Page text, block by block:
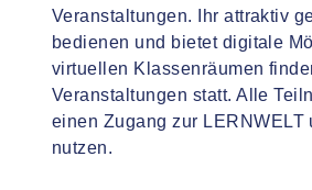
Veranstaltungen. Ihr attraktiv
bedienen und bietet digitale
virtuellen Klassenräumen
Veranstaltungen statt. Alle
einen Zugang zur
nutzen.